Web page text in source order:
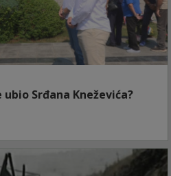
Srđana Kneževića?